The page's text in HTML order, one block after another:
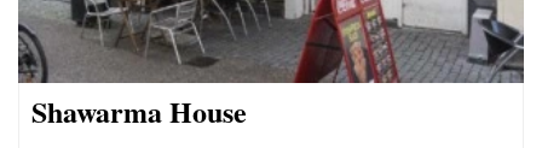
Shawarma House